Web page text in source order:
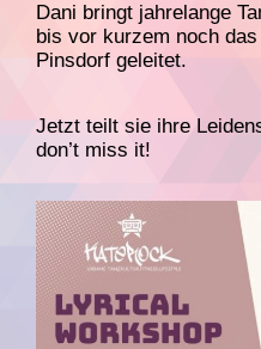
Dani bringt jahrelange
bis vor kurzem noch
Pinsdorf geleitet.
Jetzt teilt sie ihre
don’t miss it!